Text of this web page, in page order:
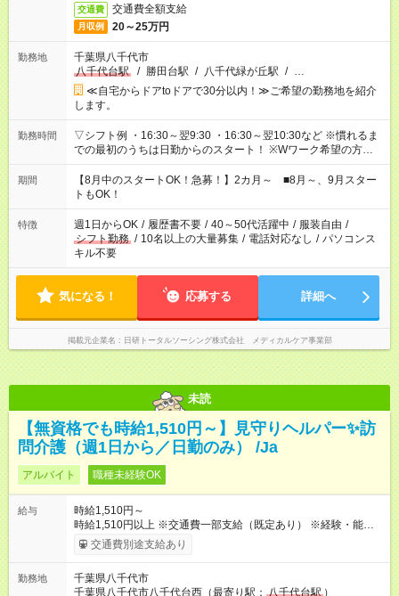
交通費 交通費全額支給
月収例 20～25万円
勤務地
千葉県八千代市
八千代台駅
/ 勝田台駅 / 八千代緑が丘駅 / …
≪自宅からドアtoドアで30分以内！≫ご希望の勤務地を紹介
します。
勤務時間
▽シフト例 ・16:30～翌9:30 ・16:30～翌10:30など ※慣れるま
での最初のうちは日勤からのスタート！ ※Wワーク希望の方へ
今ご覧のお仕事で希望する勤務時間と、もう1つのお仕事の勤務
時間。 合計で週40時間を超える場合は応募できません。
期間
【8月中のスタートOK！急募！】2カ月～ ■8月～、9月スター
トもOK！
特徴 週1日からOK / 履歴書不要 / 40～50代活躍中 / 服装自由 /
シフト勤務 / 10名以上の大量募集 / 電話対応なし / パソコンス
キル不要
気になる！ 応募する 詳細へ
掲載元企業名 日研トータルソーシング株式会社 メディカルケア事業部
未読
【無資格でも時給1,510円～】見守りヘルパー✨訪
問介護（週1日から／日勤のみ） /Ja
アルバイト 職種未経験OK
給与
時給1,510円～
時給1,510円以上 ※交通費一部支給（既定あり） ※経験・能力を
考慮して決定します 【収入例】 週1回勤務の場合：1,510円×8時
間×4回=4万8,320円 週3回勤務の場合：1,510円×8時間×12回
1,600円 【試用期間】試用期間あり 試用期間の長さ：2ヶ月
交通費別途支給あり
勤務地
千葉県八千代市
千葉県八千代市八千代台西（最寄り駅： 八千代台駅 ）